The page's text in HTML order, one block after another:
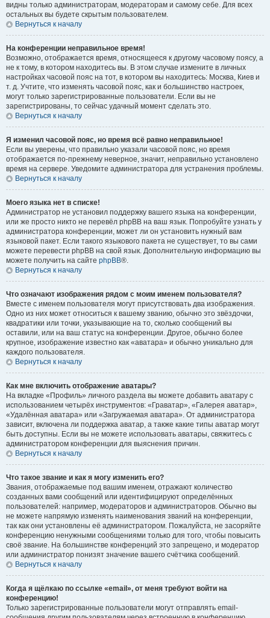
видны только администраторам, модераторам и самому себе. Для всех
остальных вы будете скрытым пользователем.
Вернуться к началу
На конференции неправильное время!
Возможно, отображается время, относящееся к другому часовому поясу, а
не к тому, в котором находитесь вы. В этом случае измените в личных
настройках часовой пояс на тот, в котором вы находитесь: Москва, Киев и
т. д. Учтите, что изменять часовой пояс, как и большинство настроек,
могут только зарегистрированные пользователи. Если вы не
зарегистрированы, то сейчас удачный момент сделать это.
Вернуться к началу
Я изменил часовой пояс, но время всё равно неправильное!
Если вы уверены, что правильно указали часовой пояс, но время
отображается по-прежнему неверное, значит, неправильно установлено
время на сервере. Уведомите администратора для устранения проблемы.
Вернуться к началу
Моего языка нет в списке!
Администратор не установил поддержку вашего языка на конференции,
или же просто никто не перевёл phpBB на ваш язык. Попробуйте узнать у
администратора конференции, может ли он установить нужный вам
языковой пакет. Если такого языкового пакета не существует, то вы сами
можете перевести phpBB на свой язык. Дополнительную информацию вы
можете получить на сайте phpBB®.
Вернуться к началу
Что означают изображения рядом с моим именем пользователя?
Вместе с именем пользователя могут присутствовать два изображения.
Одно из них может относиться к вашему званию, обычно это звёздочки,
квадратики или точки, указывающие на то, сколько сообщений вы
оставили, или на ваш статус на конференции. Другое, обычно более
крупное, изображение известно как «аватара» и обычно уникально для
каждого пользователя.
Вернуться к началу
Как мне включить отображение аватары?
На вкладке «Профиль» личного раздела вы можете добавить аватару с
использованием четырёх инструментов: «Граватар», «Галерея аватар»,
«Удалённая аватара» или «Загружаемая аватара». От администратора
зависит, включена ли поддержка аватар, а также какие типы аватар могут
быть доступны. Если вы не можете использовать аватары, свяжитесь с
администратором конференции для выяснения причин.
Вернуться к началу
Что такое звание и как я могу изменить его?
Звания, отображаемые под вашим именем, отражают количество
созданных вами сообщений или идентифицируют определённых
пользователей: например, модераторов и администраторов. Обычно вы
не можете напрямую изменять наименования званий на конференции,
так как они установлены её администратором. Пожалуйста, не засоряйте
конференцию ненужными сообщениями только для того, чтобы повысить
своё звание. На большинстве конференций это запрещено, и модератор
или администратор понизят значение вашего счётчика сообщений.
Вернуться к началу
Когда я щёлкаю по ссылке «email», от меня требуют войти на
конференцию!
Только зарегистрированные пользователи могут отправлять email-